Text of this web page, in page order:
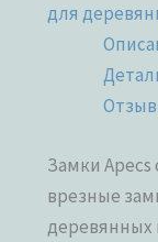
для
Замки
врезные
деревянных